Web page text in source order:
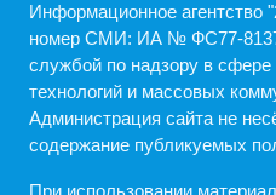
Информационное агентство
номер СМИ: ИА № ФС77-
службой по надзору в
технологий и массовых
Администрация cайта не
содержание публикуемых